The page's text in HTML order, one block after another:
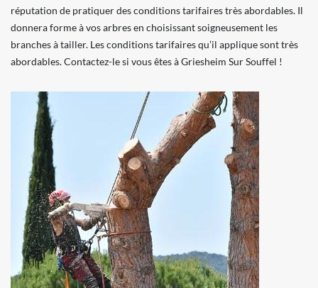
réputation de pratiquer des conditions tarifaires très abordables. Il
donnera forme à vos arbres en choisissant soigneusement les
branches à tailler. Les conditions tarifaires qu’il applique sont très
abordables. Contactez-le si vous êtes à Griesheim Sur Souffel !